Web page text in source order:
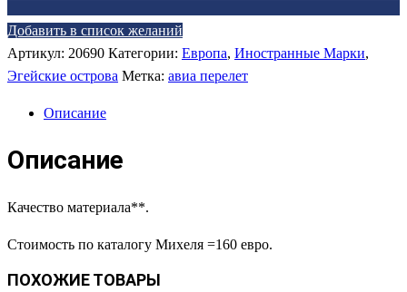
Добавить в список желаний
Артикул: 20690 Категории: Европа, Иностранные Марки,
Эгейские острова Метка: авиа перелет
Описание
Описание
Качество материала**.
Стоимость по каталогу Михеля =160 евро.
ПОХОЖИЕ ТОВАРЫ